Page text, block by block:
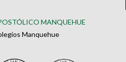
MANQUEHUE
Manquehue